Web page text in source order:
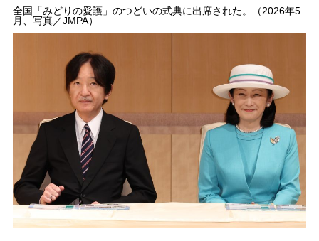
全国「みどりの愛護」のつどいの式典に出席された。（2026年5
月、写真／JMPA）